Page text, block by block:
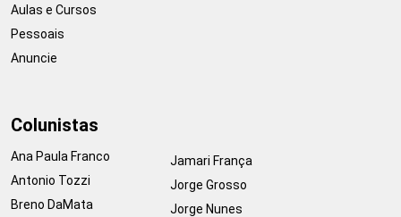
Aulas e Cursos
Pessoais
Anuncie
Colunistas
Ana Paula Franco
Antonio Tozzi
Breno DaMata
Jamari França
Jorge Grosso
Jorge Nunes